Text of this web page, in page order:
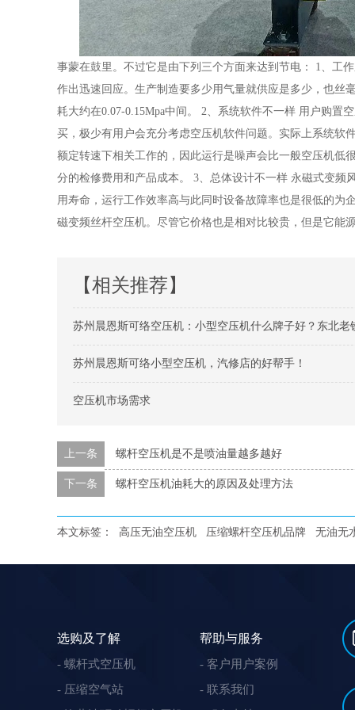
事蒙在鼓里。不过它是由下列三个方面来达到节电： 1、工
作出迅速回应。生产制造要多少用气量就供应是多少，也丝
耗大约在0.07-0.15Mpa中间。 2、系统软件不一样 用户购
买，极少有用户会充分考虑空压机软件问题。实际上系统软
额定转速下相关工作的，因此运行是噪声会比一般空压机低
分的检修费用和产品成本。 3、总体设计不一样 永磁式变
用寿命，运行工作效率高与此同时设备故障率也是很低的为
磁变频丝杆空压机。尽管它价格也是相对比较贵，但是它能
【相关推荐】
苏州晨恩斯可络空压机：小型空压机什么牌子好？东北老
苏州晨恩斯可络小型空压机，汽修店的好帮手！
空压机市场需求
上一条 螺杆空压机是不是喷油量越多越好
下一条 螺杆空压机油耗大的原因及处理方法
本文标签： 高压无油空压机 压缩螺杆空压机品牌 无油无
选购及了解
螺杆式空压机
压缩空气站
帮助与服务
客户用户案例
联系我们